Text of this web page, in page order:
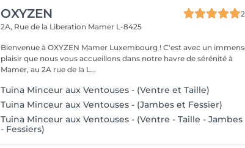
OXYZEN
2A, Rue de la Liberation Mamer L-8425
Bienvenue à OXYZEN Mamer Luxembourg ! C'est avec un immense
plaisir que nous vous accueillons dans notre havre de sérénité à
Mamer, au 2A rue de la L...
Tuina Minceur aux Ventouses - (Ventre et Taille)
Tuina Minceur aux Ventouses - (Jambes et Fessier)
Tuina Minceur aux Ventouses - (Ventre - Taille - Jambes
- Fessiers)